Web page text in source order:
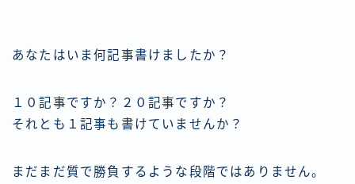
あなたはいま何記事書けましたか？
１０記事ですか？２０記事ですか？
それとも１記事も書けていませんか？
まだまだ質で勝負するような段階ではありません。